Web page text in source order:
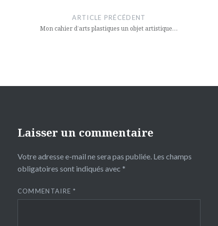
l’article
ARTICLE PRÉCÉDENT
Mon cahier d’arts plastiques un objet artistique…
Laisser un commentaire
Votre adresse e-mail ne sera pas publiée. Les champs
obligatoires sont indiqués avec *
COMMENTAIRE*